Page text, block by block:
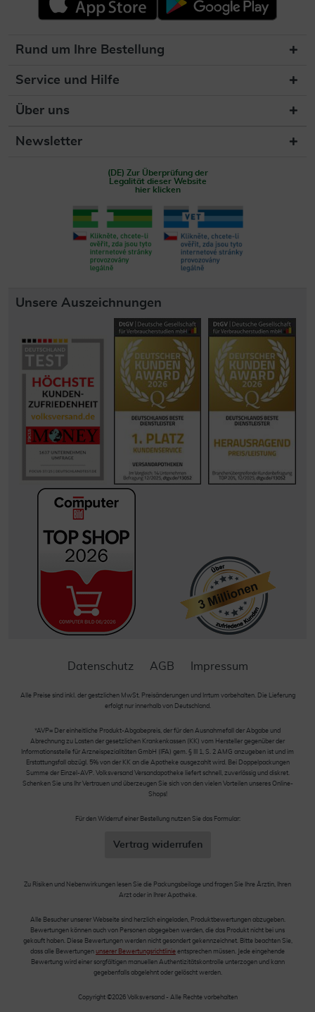
Rund um Ihre Bestellung
Service und Hilfe
Über uns
Newsletter
(DE) Zur Überprüfung der
Legalität dieser Website
hier klicken
Unsere Auszeichnungen
Datenschutz AGB Impressum
Alle Preise sind inkl. der gestzlichen MwSt. Preisänderungen und Irrtum vorbehalten. Die Lieferung
erfolgt nur innerhalb von Deutschland.
*AVP= Der einheitliche Produkt-Abgabepreis, der für den Ausnahmefall der Abgabe und
Abrechnung zu Lasten der gesetzlichen Krankenkassen (KK) vom Hersteller gegenüber der
Informationsstelle für Arzneispezialitäten GmbH (IFA) gem. § III 1, S. 2 AMG anzugeben ist und im
Erstattungsfall abzügl. 5% von der KK an die Apotheke ausgezahlt wird. Bei Doppelpackungen
Summe der Einzel-AVP. Volksversand Versandapotheke liefert schnell, zuverlässig und diskret.
Schenken Sie uns Ihr Vertrauen und überzeugen Sie sich von den vielen Vorteilen unseres Online-
Shops!
Für den Widerruf einer Bestellung nutzen Sie das Formular:
Vertrag widerrufen
Zu Risiken und Nebenwirkungen lesen Sie die Packungsbeilage und fragen Sie Ihre Ärztin, Ihren
Arzt oder in Ihrer Apotheke.
Alle Besucher unserer Webseite sind herzlich eingeladen, Produktbewertungen abzugeben.
Bewertungen können auch von Personen abgegeben werden, die das Produkt nicht bei uns
gekauft haben. Diese Bewertungen werden nicht gesondert gekennzeichnet. Bitte beachten Sie,
dass alle Bewertungen unserer Bewertungsrichtlinie entsprechen müssen. Jede eingehende
Bewertung wird einer sorgfältigen manuellen Authentizitätskontrolle unterzogen und kann
gegebenfalls abgelehnt oder gelöscht werden.
Copyright ©2026 Volksversand - Alle Rechte vorbehalten